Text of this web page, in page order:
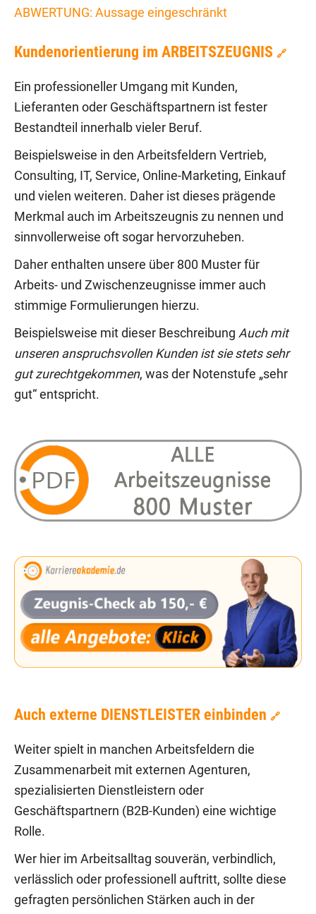
ABWERTUNG: Aussage eingeschränkt
Kundenorientierung im ARBEITSZEUGNIS 🔗
Ein professioneller Umgang mit Kunden,
Lieferanten oder Geschäftspartnern ist fester
Bestandteil innerhalb vieler Beruf.
Beispielsweise in den Arbeitsfeldern Vertrieb,
Consulting, IT, Service, Online-Marketing, Einkauf
und vielen weiteren. Daher ist dieses prägende
Merkmal auch im Arbeitszeugnis zu nennen und
sinnvollerweise oft sogar hervorzuheben.
Daher enthalten unsere über 800 Muster für
Arbeits- und Zwischenzeugnisse immer auch
stimmige Formulierungen hierzu.
Beispielsweise mit dieser Beschreibung Auch mit
unseren anspruchsvollen Kunden ist sie stets sehr
gut zurechtgekommen, was der Notenstufe „sehr
gut“ entspricht.
Auch externe DIENSTLEISTER einbinden 🔗
Weiter spielt in manchen Arbeitsfeldern die
Zusammenarbeit mit externen Agenturen,
spezialisierten Dienstleistern oder
Geschäftspartnern (B2B-Kunden) eine wichtige
Rolle.
Wer hier im Arbeitsalltag souverän, verbindlich,
verlässlich oder professionell auftritt, sollte diese
gefragten persönlichen Stärken auch in der